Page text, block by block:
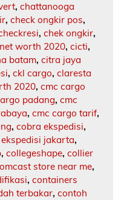
, chattanooga
, check ongkir pos,
, chek ongkir,
worth 2020, cicti,
batam, citra jaya
, ckl cargo, claresta
2020, cmc cargo
padang, cmc
, cmc cargo tarif,
, cobra ekspedisi,
jakarta,
, collegeshape, collier
store near me,
, containers
terbakar, contoh